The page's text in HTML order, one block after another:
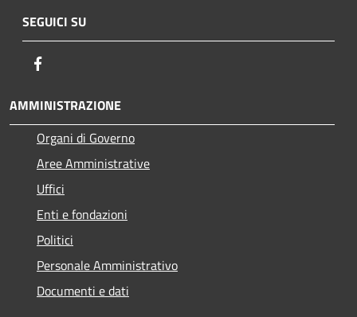
SEGUICI SU
AMMINISTRAZIONE
Organi di Governo
Aree Amministrative
Uffici
Enti e fondazioni
Politici
Personale Amministrativo
Documenti e dati